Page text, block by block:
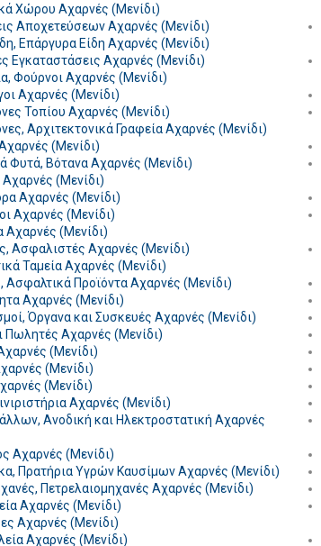
Χώρου Αχαρνές (Μενίδι)
Αποχετεύσεων Αχαρνές (Μενίδι)
Επάργυρα Είδη Αχαρνές (Μενίδι)
Εγκαταστάσεις Αχαρνές (Μενίδι)
Φούρνοι Αχαρνές (Μενίδι)
Αχαρνές (Μενίδι)
Τοπίου Αχαρνές (Μενίδι)
Αρχιτεκτονικά Γραφεία Αχαρνές (Μενίδι)
(Μενίδι)
Φυτά, Βότανα Αχαρνές (Μενίδι)
(Μενίδι)
Αχαρνές (Μενίδι)
Αχαρνές (Μενίδι)
Αχαρνές (Μενίδι)
Ασφαλιστές Αχαρνές (Μενίδι)
Ταμεία Αχαρνές (Μενίδι)
Προϊόντα Αχαρνές (Μενίδι)
Αχαρνές (Μενίδι)
Όργανα και Συσκευές Αχαρνές (Μενίδι)
Πωλητές Αχαρνές (Μενίδι)
(Μενίδι)
(Μενίδι)
(Μενίδι)
Αχαρνές (Μενίδι)
Ανοδική και Ηλεκτροστατική Αχαρνές
Αχαρνές (Μενίδι)
Πρατήρια Υγρών Καυσίμων Αχαρνές (Μενίδι)
Πετρελαιομηχανές Αχαρνές (Μενίδι)
Αχαρνές (Μενίδι)
Αχαρνές (Μενίδι)
Αχαρνές (Μενίδι)